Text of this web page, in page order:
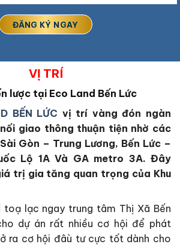
VỊ TRÍ
lược tại Eco Land Bến Lức
BẾN LỨC vị trí vàng đón ngàn
giao thông thuận tiện nhờ các
Gòn – Trung Lương, Bến Lức –
Lộ 1A Và GA metro 3A. Đây
trị gia tăng quan trọng của Khu
toạ lạc ngay trung tâm Thị Xã Bến
dự án rất nhiều cơ hội để phát
ra cơ hội đâù tư cực tốt dành cho